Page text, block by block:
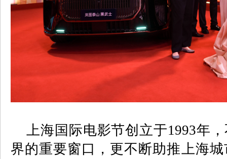
上海国际电影节创立于1993年
界的重要窗口，更不断助推上海